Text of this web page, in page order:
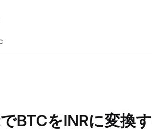
BTCをINRに変換